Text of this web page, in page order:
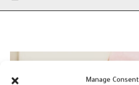
Manage Consent